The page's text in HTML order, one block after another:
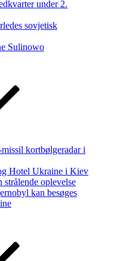
under 2.
sovjetisk
Sulinowo
kortbølgeradar i
Hotel Ukraine i Kiev
oplevelse
kan besøges